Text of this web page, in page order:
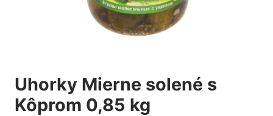
Uhorky Mierne solené s
Kôprom 0,85 kg